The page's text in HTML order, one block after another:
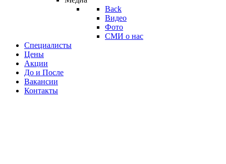
Back
Видео
Фото
СМИ о нас
Специалисты
Цены
Акции
До и После
Вакансии
Контакты